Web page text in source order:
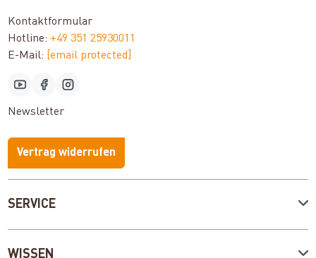
SERVICE
WISSEN
Kontaktformular
Hotline: +49 351 25930011
E-Mail: [email protected]
Newsletter
Vertrag widerrufen